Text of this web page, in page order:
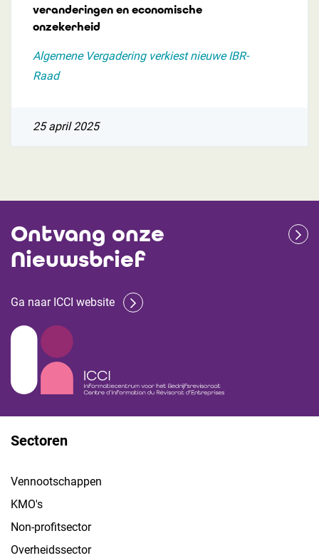
veranderingen en economische
onzekerheid
Algemene Vergadering verkiest nieuwe IBR-
Raad
25 april 2025
Ontvang onze
Nieuwsbrief
Ga naar ICCI website
Sectoren
Vennootschappen
KMO's
Non-profitsector
Overheidssector